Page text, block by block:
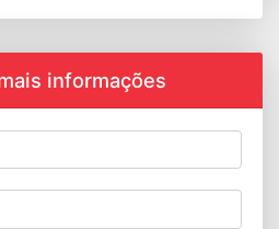
informações